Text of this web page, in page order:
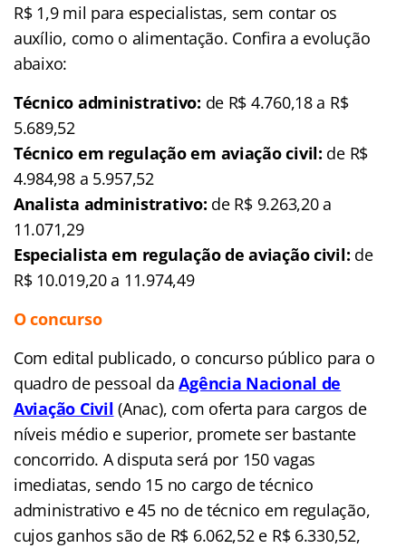
R$ 1,9 mil para especialistas, sem contar os
auxílio, como o alimentação. Confira a evolução
abaixo:
Técnico administrativo: de R$ 4.760,18 a R$
5.689,52
Técnico em regulação em aviação civil: de R$
4.984,98 a 5.957,52
Analista administrativo: de R$ 9.263,20 a
11.071,29
Especialista em regulação de aviação civil: de
R$ 10.019,20 a 11.974,49
O concurso
Com edital publicado, o concurso público para o
quadro de pessoal da Agência Nacional de
Aviação Civil (Anac), com oferta para cargos de
níveis médio e superior, promete ser bastante
concorrido. A disputa será por 150 vagas
imediatas, sendo 15 no cargo de técnico
administrativo e 45 no de técnico em regulação,
cujos ganhos são de R$ 6.062,52 e R$ 6.330,52,